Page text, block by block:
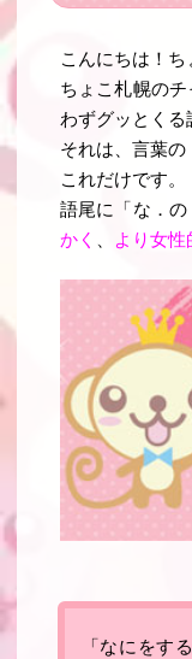
こんにちは！ち
ちょこ札幌の
わずグッとくる
それは、言葉の
これだけです。
語尾に「 な．の
かく 、 より女性
「なにをす